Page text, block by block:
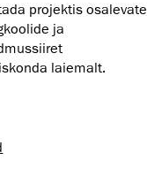
projektis osalevate
ja
laiemalt.